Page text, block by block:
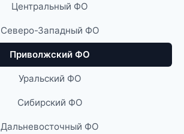
Центральный ФО
Северо-Западный ФО
Приволжский ФО
Уральский ФО
Сибирский ФО
Дальневосточный ФО